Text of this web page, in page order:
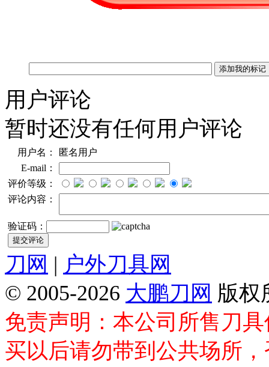
用户评论
暂时还没有任何用户评论
用户名：
匿名用户
E-mail：
评价等级：
评论内容：
验证码：
刀网 | 户外刀具网
© 2005-2026 大鹏刀网 版权
免责声明：本公司所售刀
买以后请勿带到公共场所